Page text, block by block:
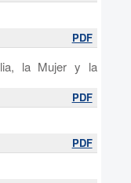
PDF
la Mujer y la
PDF
PDF